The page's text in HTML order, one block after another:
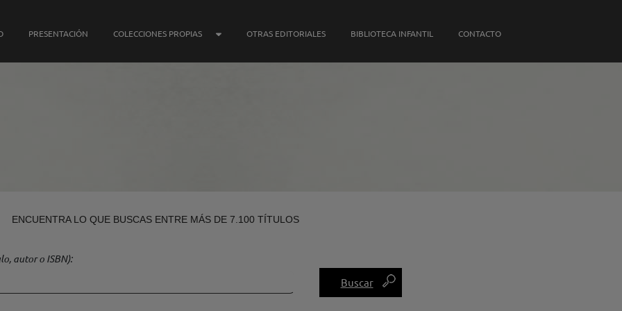
PRESENTACIÓN COLECCIONES PROPIAS SUBMENÚ COLECCIONES PROPIAS
OTRAS EDITORIALES BIBLIOTECA INFANTIL CONTACTO
ENCUENTRA LO QUE BUSCAS ENTRE MÁS DE 7.100 TÍTULOS
autor o ISBN)